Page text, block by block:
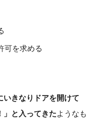
可を求める
いきなりドアを開けて
」と入ってきたようなも